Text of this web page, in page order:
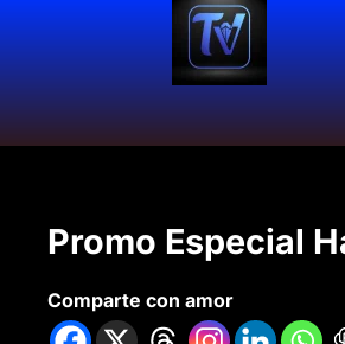
Promo Especial
Comparte con amor